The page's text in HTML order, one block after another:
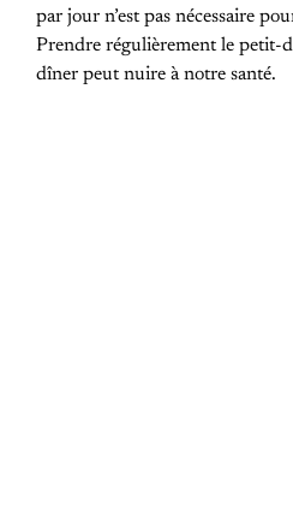
par jour n’est pas nécessaire
Prendre régulièrement le petit-
dîner peut nuire à notre santé.